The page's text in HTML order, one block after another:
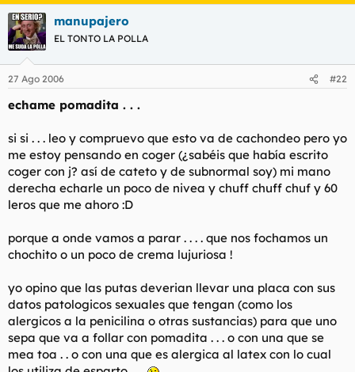
manupajero
EL TONTO LA POLLA
27 Ago 2006 #22
echame pomadita . . .
si si . . . leo y compruevo que esto va de cachondeo pero yo
me estoy pensando en coger (¿sabéis que había escrito
coger con j? así de cateto y de subnormal soy) mi mano
derecha echarle un poco de nivea y chuff chuff chuf y 60
leros que me ahoro :D
porque a onde vamos a parar . . . . que nos fochamos un
chochito o un poco de crema lujuriosa !
yo opino que las putas deverian llevar una placa con sus
datos patologicos sexuales que tengan (como los
alergicos a la penicilina o otras sustancias) para que uno
sepa que va a follar con pomadita . . . o con una que se
mea toa . . o con una que es alergica al latex con lo cual